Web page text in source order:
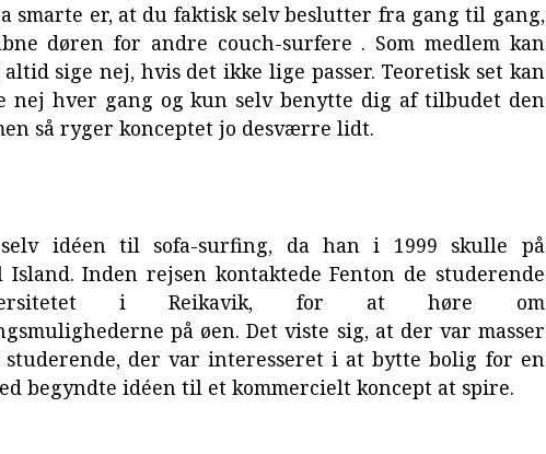
smarte er, at du faktisk selv beslutter fra gang til gang,
døren for andre couch-surfere . Som medlem kan
sige nej, hvis det ikke lige passer. Teoretisk set kan
nej hver gang og kun selv benytte dig af tilbudet den
så ryger konceptet jo desværre lidt.
idéen til sofa-surfing, da han i 1999 skulle på
Inden rejsen kontaktede Fenton de studerende
i Reikavik, for at høre om
på øen. Det viste sig, at der var masser
studerende, der var interesseret i at bytte bolig for en
begyndte idéen til et kommercielt koncept at spire.